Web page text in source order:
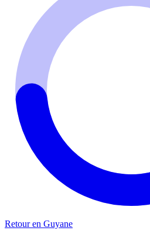
Retour en Guyane